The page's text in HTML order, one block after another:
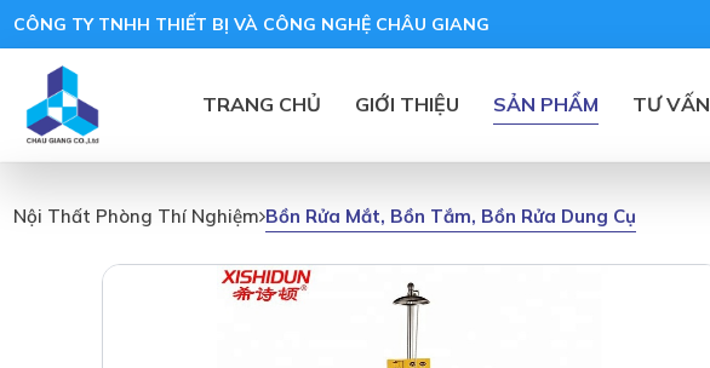
CÔNG TY TNHH THIẾT BỊ VÀ CÔNG NGHỆ CHÂU GIANG
TRANG CHỦ GIỚI THIỆU SẢN PHẨM TƯ VẤN
Nội Thất Phòng Thí Nghiệm Bồn Rửa Mắt, Bồn Tắm, Bồn Rửa Dung Cụ